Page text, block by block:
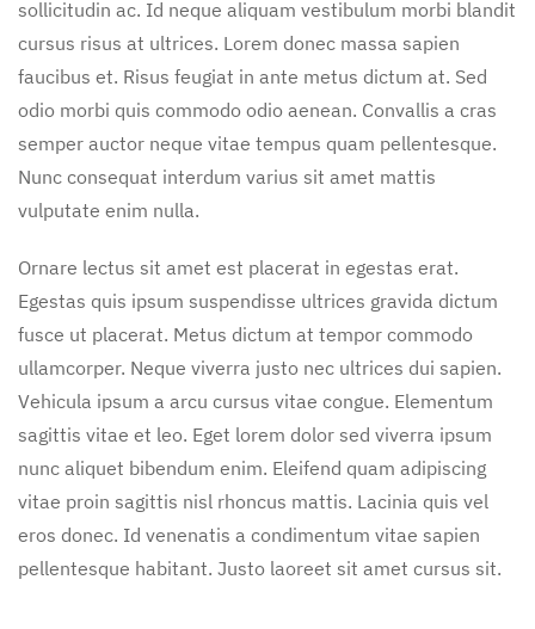
sollicitudin ac. Id neque aliquam vestibulum morbi blandit
cursus risus at ultrices. Lorem donec massa sapien
faucibus et. Risus feugiat in ante metus dictum at. Sed
odio morbi quis commodo odio aenean. Convallis a cras
semper auctor neque vitae tempus quam pellentesque.
Nunc consequat interdum varius sit amet mattis
vulputate enim nulla.
Ornare lectus sit amet est placerat in egestas erat.
Egestas quis ipsum suspendisse ultrices gravida dictum
fusce ut placerat. Metus dictum at tempor commodo
ullamcorper. Neque viverra justo nec ultrices dui sapien.
Vehicula ipsum a arcu cursus vitae congue. Elementum
sagittis vitae et leo. Eget lorem dolor sed viverra ipsum
nunc aliquet bibendum enim. Eleifend quam adipiscing
vitae proin sagittis nisl rhoncus mattis. Lacinia quis vel
eros donec. Id venenatis a condimentum vitae sapien
pellentesque habitant. Justo laoreet sit amet cursus sit.